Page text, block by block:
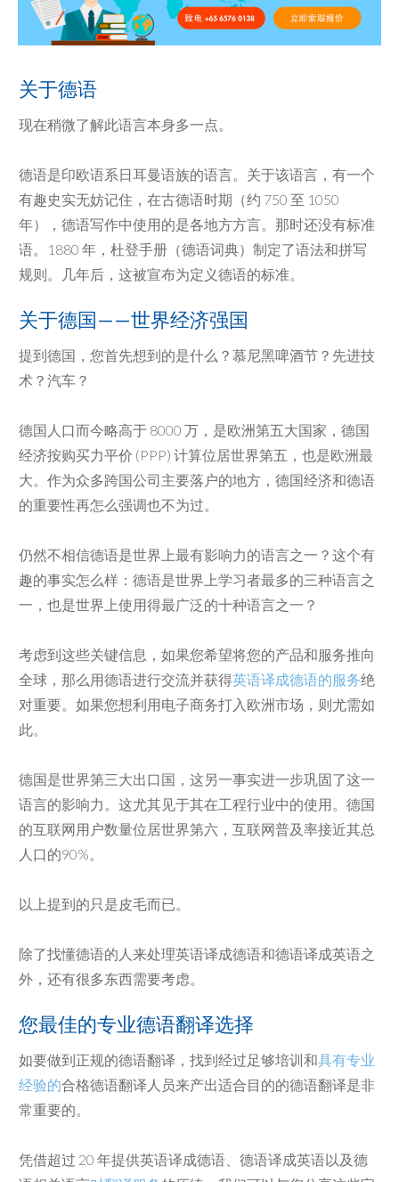
关于德语
现在稍微了解此语言本身多一点。
德语是印欧语系日耳曼语族的语言。关于该语言，有一个
有趣史实无妨记住，在古德语时期（约 750 至 1050
年），德语写作中使用的是各地方方言。那时还没有标准
语。1880 年，杜登手册（德语词典）制定了语法和拼写
规则。几年后，这被宣布为定义德语的标准。
关于德国——世界经济强国
提到德国，您首先想到的是什么？慕尼黑啤酒节？先进技
术？汽车？
德国人口而今略高于 8000 万，是欧洲第五大国家，德国
经济按购买力平价 (PPP) 计算位居世界第五，也是欧洲最
大。作为众多跨国公司主要落户的地方，德国经济和德语
的重要性再怎么强调也不为过。
仍然不相信德语是世界上最有影响力的语言之一？这个有
趣的事实怎么样：德语是世界上学习者最多的三种语言之
一，也是世界上使用得最广泛的十种语言之一？
考虑到这些关键信息，如果您希望将您的产品和服务推向
全球，那么用德语进行交流并获得英语译成德语的服务绝
对重要。如果您想利用电子商务打入欧洲市场，则尤需如
此。
德国是世界第三大出口国，这另一事实进一步巩固了这一
语言的影响力。这尤其见于其在工程行业中的使用。德国
的互联网用户数量位居世界第六，互联网普及率接近其总
人口的90%。
以上提到的只是皮毛而已。
除了找懂德语的人来处理英语译成德语和德语译成英语之
外，还有很多东西需要考虑。
您最佳的专业德语翻译选择
如要做到正规的德语翻译，找到经过足够培训和具有专业
经验的合格德语翻译人员来产出适合目的的德语翻译是非
常重要的。
凭借超过 20 年提供英语译成德语、德语译成英语以及德